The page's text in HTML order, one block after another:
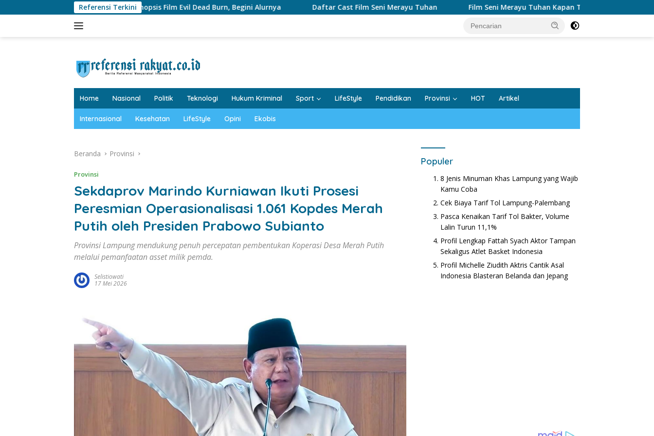
ke
Referensi Terkini
Sinopsis Film Evil Dead Burn, Begini Alurnya Daftar Cast Film Seni Merayu Tuhan Film Seni Merayu Tuhan Kapan Tayang?
Home Nasional Politik Teknologi Hukum Kriminal Sport LifeStyle Pendidikan Provinsi HOT Artikel
Internasional Kesehatan LifeStyle Opini Ekobis
Beranda Provinsi
Provinsi
Sekdaprov Marindo Kurniawan Ikuti Prosesi
Peresmian Operasionalisasi 1.061 Kopdes Merah
Putih oleh Presiden Prabowo Subianto
Provinsi Lampung mendukung penuh percepatan pembentukan Koperasi Desa Merah Putih
melalui pemanfaatan asset milik pemda.
Selistiowati
17 Mei 2026
Populer
8 Jenis Minuman Khas Lampung yang Wajib
Kamu Coba
Cek Biaya Tarif Tol Lampung-Palembang
Pasca Kenaikan Tarif Tol Bakter, Volume
Lalin Turun 11,1%
Profil Lengkap Fattah Syach Aktor Tampan
Sekaligus Atlet Basket Indonesia
Profil Michelle Ziudith Aktris Cantik Asal
Indonesia Blasteran Belanda dan Jepang